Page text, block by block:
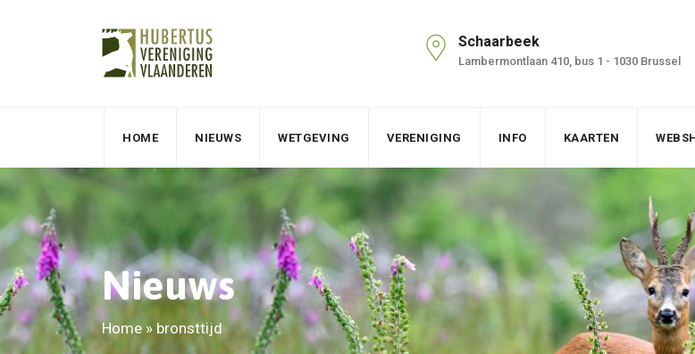
Schaarbeek
Lambermontlaan 410, bus 1 - 1030 Brussel
HOME NIEUWS WETGEVING VERENIGING INFO KAARTEN
Nieuws
Home» bronsttijd